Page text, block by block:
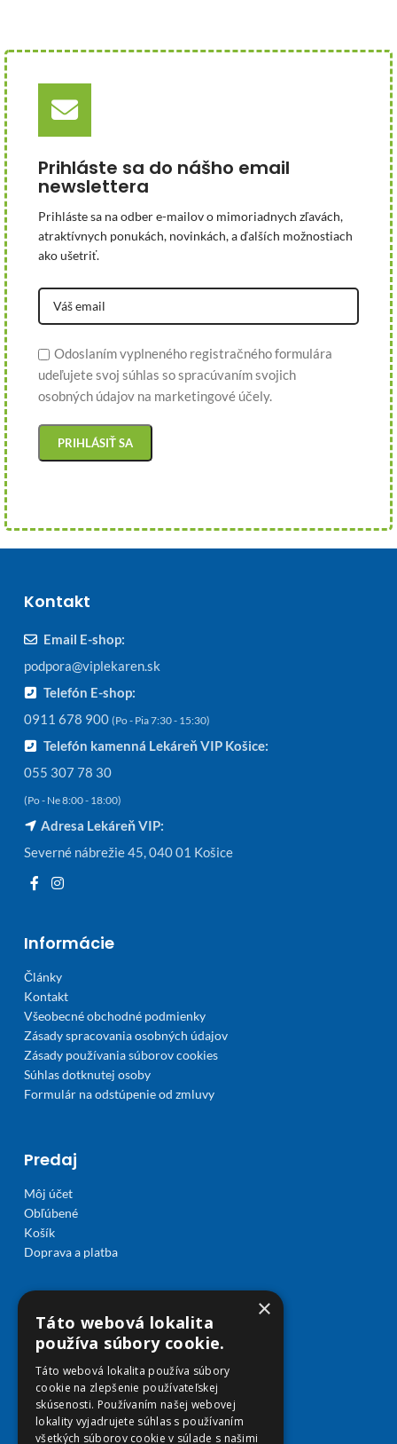
Prihláste sa do nášho email
newslettera
Prihláste sa na odber e-mailov o mimoriadnych zľavách,
atraktívnych ponukách, novinkách, a ďalších možnostiach
ako ušetriť.
Odoslaním vyplneného registračného formulára
udeľujete svoj súhlas so spracúvaním svojich
osobných údajov na marketingové účely.
Kontakt
Email E-shop:
podpora@viplekaren.sk
Telefón E-shop:
0911 678 900 (Po - Pia 7:30 - 15:30)
Telefón kamenná Lekáreň VIP Košice:
055 307 78 30
(Po - Ne 8:00 - 18:00)
Adresa Lekáreň VIP:
Severné nábrežie 45, 040 01 Košice
Informácie
Články
Kontakt
Všeobecné obchodné podmienky
Zásady spracovania osobných údajov
Zásady používania súborov cookies
Súhlas dotknutej osoby
Formulár na odstúpenie od zmluvy
Predaj
Môj účet
Obľúbené
Košík
Doprava a platba
×
Táto webová lokalita
používa súbory cookie.
Táto webová lokalita používa súbory
cookie na zlepšenie používateľskej
skúsenosti. Používaním našej webovej
lokality vyjadrujete súhlas s používaním
všetkých súborov cookie v súlade s našimi